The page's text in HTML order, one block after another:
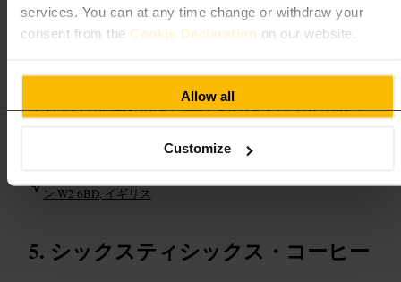
services. You can at any time change or withdraw your
consent from the Cookie Declaration on our website.
Allow all
Customize
ご来館の計画
短時間で済ませたいならテイクアウトを選びます。店内で落ち着
きたい場合は窓際の席を狙ってください。列ができることがある
ので、急ぐ日は注文の順番を確認すると安心です。好みの濃さや
ミルクの種類は注文時に伝えて調整しましょう。
https://blacksheepcoffee.co.uk/blogs/locations/paddington?utm_so
ン W2 6BD, イギリス
シックスティシックス・コーヒー